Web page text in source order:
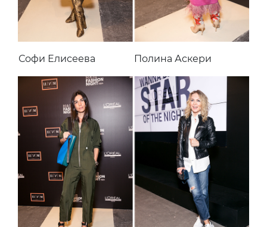
Софи Елисеева Полина Аскери